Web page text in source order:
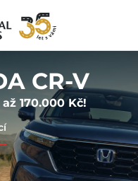
CR-V
170.000 Kč!